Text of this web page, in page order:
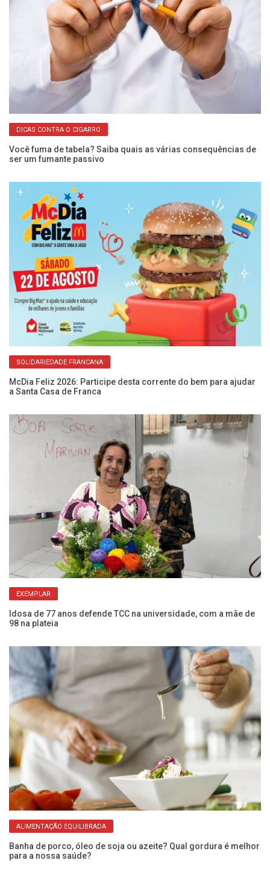
DICAS CONTRA O CIGARRO
Você fuma de tabela? Saiba quais as várias consequências de
ser um fumante passivo
SOLIDARIEDADE FRANCANA
McDia Feliz 2026: Participe desta corrente do bem para ajudar
a Santa Casa de Franca
EXEMPLAR
Idosa de 77 anos defende TCC na universidade, com a mãe de
98 na plateia
ALIMENTAÇÃO EQUILIBRADA
Banha de porco, óleo de soja ou azeite? Qual gordura é melhor
para a nossa saúde?